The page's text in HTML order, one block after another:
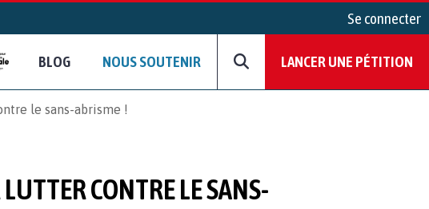
Se connecter
BLOG NOUS SOUTENIR LANCER UNE PÉTITION
le sans-abrisme !
CONTRE LE SANS-